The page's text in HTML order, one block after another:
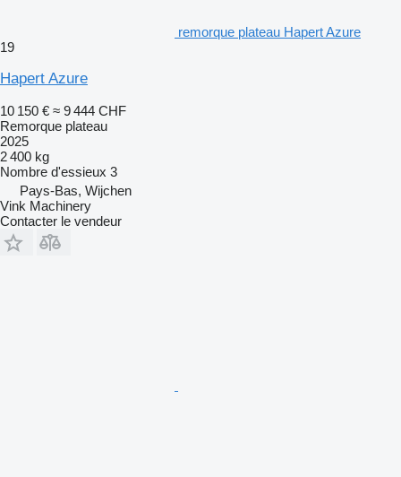
remorque plateau Hapert Azure
19
Hapert Azure
10 150 € ≈ 9 444 CHF
Remorque plateau
2025
2 400 kg
Nombre d'essieux 3
Pays-Bas, Wijchen
Vink Machinery
Contacter le vendeur